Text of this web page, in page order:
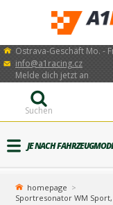
Ostrava-Geschäft Mo. -
info@a1racing.cz
Melde dich jetzt an
Suchen
JE NACH
homepage
Sportresonator WM